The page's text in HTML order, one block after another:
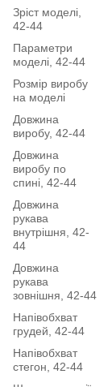
Зріст моделі,
42-44
Параметри
моделі, 42-44
Розмір виробу
на моделі
Довжина
виробу, 42-44
Довжина
виробу по
спині, 42-44
Довжина
рукава
внутрішня, 42-
44
Довжина
рукава
зовнішня, 42-44
Напівобхват
грудей, 42-44
Напівобхват
стегон, 42-44